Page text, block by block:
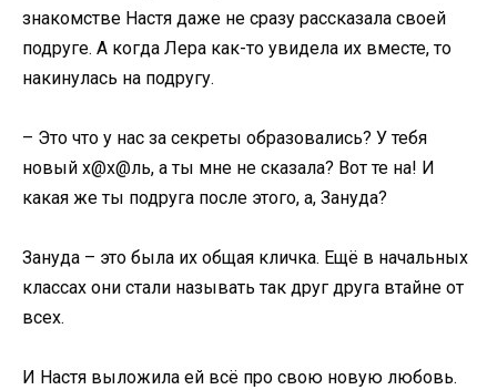
знакомстве Настя даже не сразу рассказала своей
подруге. А когда Лера как-то увидела их вместе, то
накинулась на подругу.
– Это что у нас за секреты образовались? У тебя
новый х@х@ль, а ты мне не сказала? Вот те на! И
какая же ты подруга после этого, а, Зануда?
Зануда – это была их общая кличка. Ещё в начальных
классах они стали называть так друг друга втайне от
всех.
И Настя выложила ей всё про свою новую любовь.